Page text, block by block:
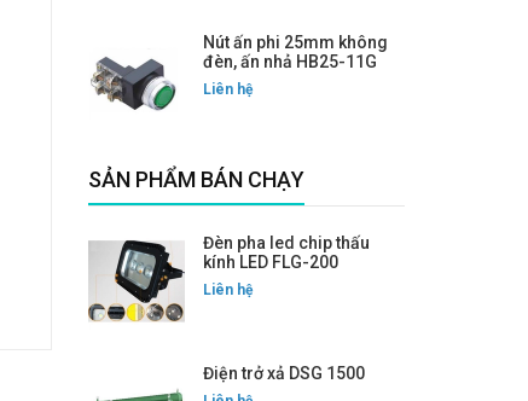
Nút ấn phi 25mm không
đèn, ấn nhả HB25-11G
Liên hệ
SẢN PHẨM BÁN CHẠY
Đèn pha led chip thấu
kính LED FLG-200
Liên hệ
Điện trở xả DSG 1500